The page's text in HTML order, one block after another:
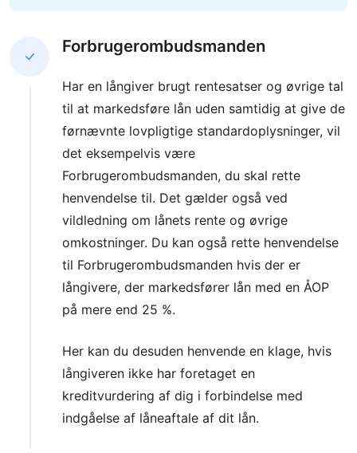
Forbrugerombudsmanden
Har en långiver brugt rentesatser og øvrige tal
til at markedsføre lån uden samtidig at give de
førnævnte lovpligtige standardoplysninger, vil
det eksempelvis være
Forbrugerombudsmanden, du skal rette
henvendelse til. Det gælder også ved
vildledning om lånets rente og øvrige
omkostninger. Du kan også rette henvendelse
til Forbrugerombudsmanden hvis der er
långivere, der markedsfører lån med en ÅOP
på mere end 25 %.
Her kan du desuden henvende en klage, hvis
långiveren ikke har foretaget en
kreditvurdering af dig i forbindelse med
indgåelse af låneaftale af dit lån.